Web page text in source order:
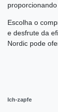
Escolha o
e desfrute da
Nordic pode
Ich-zapfe